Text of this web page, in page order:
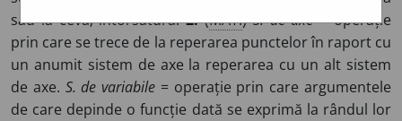
sau la ceva; întorsătură.2.(MAT.)S. de axe= operație
prin care se trece de la reperarea punctelor în raport cu
un anumit sistem de axe la reperarea cu un alt sistem
de axe. S. de variabile = operație prin care argumentele
de care depinde o funcție dată se exprimă la rândul lor